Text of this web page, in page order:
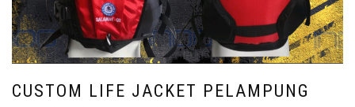
CUSTOM LIFE JACKET PELAMPUNG